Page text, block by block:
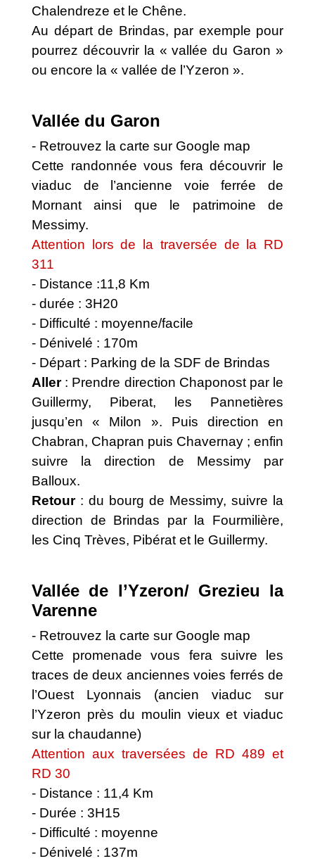
Chalendreze et le Chêne.
Au départ de Brindas, par exemple pour
pourrez découvrir la « vallée du Garon »
ou encore la « vallée de l’Yzeron ».
Vallée du Garon
- Retrouvez la carte sur Google map
Cette randonnée vous fera découvrir le
viaduc de l’ancienne voie ferrée de
Mornant ainsi que le patrimoine de
Messimy.
Attention lors de la traversée de la RD
311
- Distance :11,8 Km
- durée : 3H20
- Difficulté : moyenne/facile
- Dénivelé : 170m
- Départ : Parking de la SDF de Brindas
Aller : Prendre direction Chaponost par le
Guillermy, Piberat, les Pannetières
jusqu’en « Milon ». Puis direction en
Chabran, Chapran puis Chavernay ; enfin
suivre la direction de Messimy par
Balloux.
Retour : du bourg de Messimy, suivre la
direction de Brindas par la Fourmilière,
les Cinq Trèves, Pibérat et le Guillermy.
Vallée de l’Yzeron/ Grezieu la
Varenne
- Retrouvez la carte sur Google map
Cette promenade vous fera suivre les
traces de deux anciennes voies ferrés de
l’Ouest Lyonnais (ancien viaduc sur
l’Yzeron près du moulin vieux et viaduc
sur la chaudanne)
Attention aux traversées de RD 489 et
RD 30
- Distance : 11,4 Km
- Durée : 3H15
- Difficulté : moyenne
- Dénivelé : 137m